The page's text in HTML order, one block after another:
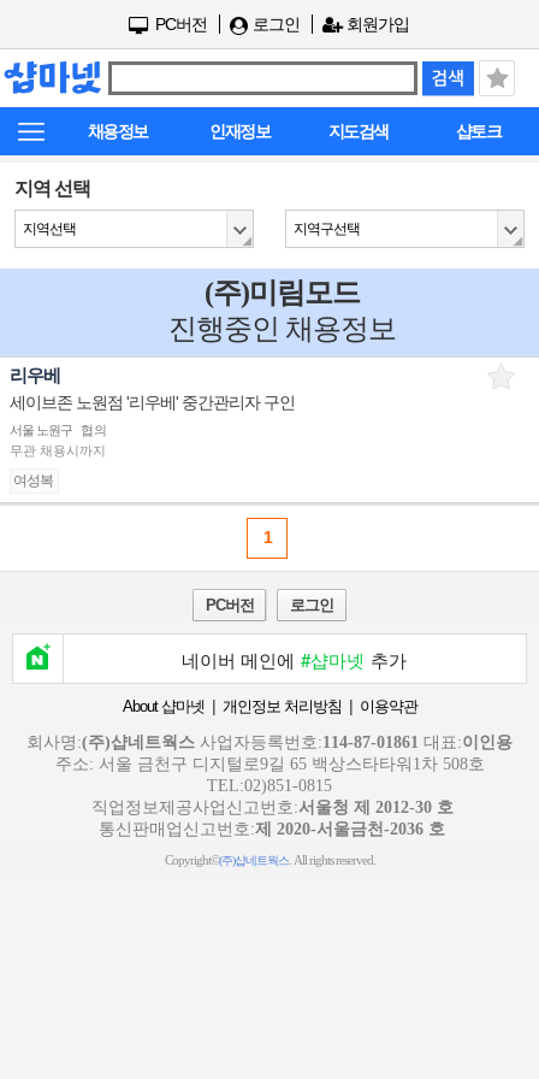
PC버전 로그인 회원가입
채용정보 인재정보 지도검색 샵토크
지역 선택
지역선택 지역구선택
(주)미림모드
진행중인 채용정보
리우베
세이브존 노원점 '리우베' 중간관리자 구인
서울 노원구
협의
무관 채용시까지
여성복
1
PC버전 로그인
네이버 메인에 #샵마넷 추가
About 샵마넷 | 개인정보 처리방침 | 이용약관
회사명:(주)샵네트웍스 사업자등록번호:114-87-01861 대표:이인용
주소: 서울 금천구 디지털로9길 65 백상스타타워1차 508호
TEL:02)851-0815
직업정보제공사업신고번호:서울청 제 2012-30 호
통신판매업신고번호:제 2020-서울금천-2036 호
Copyright©(주)샵네트웍스. All rights reserved.